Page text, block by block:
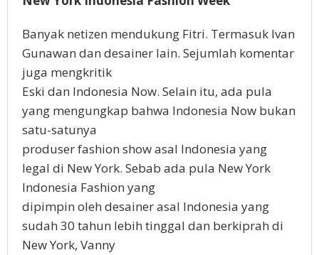
Banyak netizen mendukung Fitri. Termasuk Ivan
Gunawan dan desainer lain. Sejumlah komentar
juga mengkritik
Eski dan Indonesia Now. Selain itu, ada pula
yang mengungkap bahwa Indonesia Now bukan
satu-satunya
produser fashion show asal Indonesia yang
legal di New York. Sebab ada pula New York
Indonesia Fashion yang
dipimpin oleh desainer asal Indonesia yang
sudah 30 tahun lebih tinggal dan berkiprah di
New York, Vanny